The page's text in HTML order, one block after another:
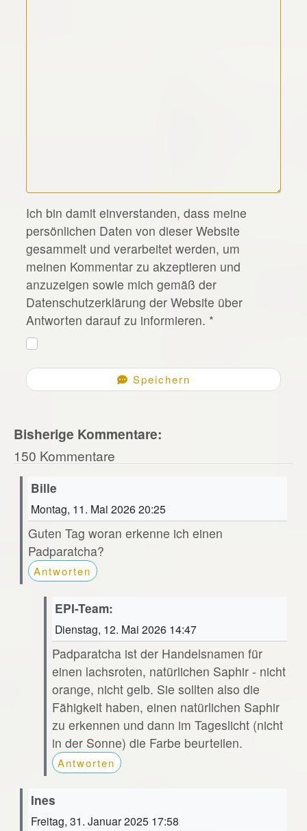
*
Ich bin damit einverstanden, dass meine
persönlichen Daten von dieser Website
gesammelt und verarbeitet werden, um
meinen Kommentar zu akzeptieren und
anzuzeigen sowie mich gemäß der
Datenschutzerklärung der Website über
Antworten darauf zu informieren. *
Speichern
Bisherige Kommentare:
150 Kommentare
Bille
Montag, 11. Mai 2026 20:25
Guten Tag woran erkenne ich einen
Padparatcha?
Antworten
EPI-Team:
Dienstag, 12. Mai 2026 14:47
Padparatcha ist der Handelsnamen für
einen lachsroten, natürlichen Saphir - nicht
orange, nicht gelb. Sie sollten also die
Fähigkeit haben, einen natürlichen Saphir
zu erkennen und dann im Tageslicht (nicht
in der Sonne) die Farbe beurteilen.
Antworten
Ines
Freitag, 31. Januar 2025 17:58